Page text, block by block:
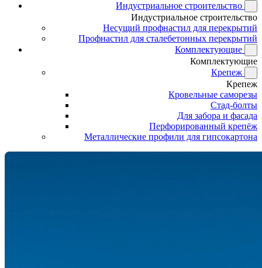
Индустриальное строительство
Индустриальное строительство
Несущий профнастил для перекрытий
Профнастил для сталебетонных перекрытий
Комплектующие
Комплектующие
Крепеж
Крепеж
Кровельные саморезы
Стад-болты
Для забора и фасада
Перфорированный крепёж
Металлические профили для гипсокартона